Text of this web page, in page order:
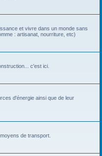
et vivre dans un monde sans
: artisanat, nourriture, etc)
c'est ici.
d'énergie ainsi que de leur
de transport.